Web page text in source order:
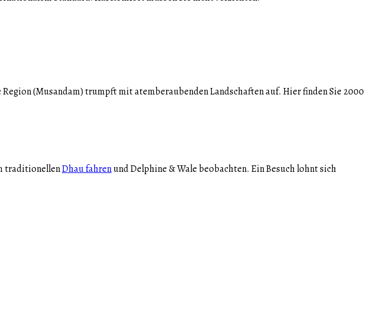
(Musandam) trumpft mit atemberaubenden Landschaften auf. Hier finden Sie 2000
traditionellenDhau fahrenund Delphine & Wale beobachten. Ein Besuch lohnt sich